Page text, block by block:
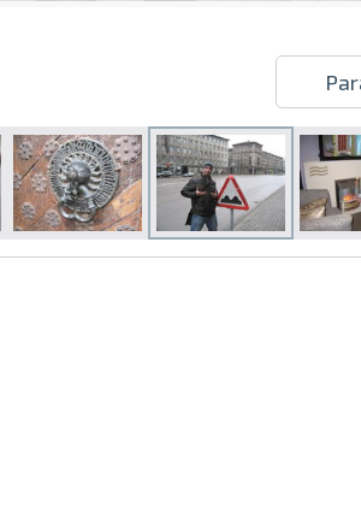
Izdrukas 1h laikā Rīgā – pasūtiet
tiešsaistē
Dažādi formāti un papīra veidi